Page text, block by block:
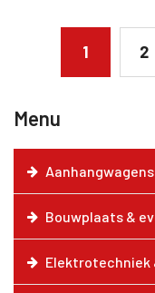
Menu
Aanhangwagens
Bouwplaats &
Elektrotechniek
1 2